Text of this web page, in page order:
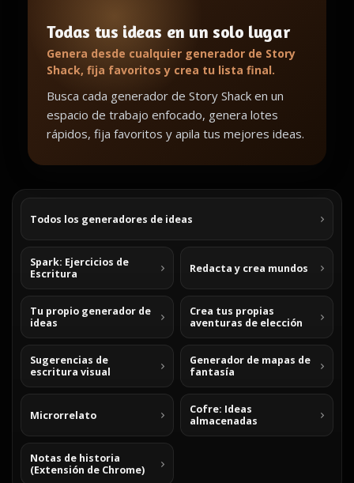
Todas tus ideas en un solo lugar
Genera desde cualquier generador de Story
Shack, fija favoritos y crea tu lista final.
Busca cada generador de Story Shack en un
espacio de trabajo enfocado, genera lotes
rápidos, fija favoritos y apila tus mejores ideas.
Todos los generadores de ideas
Spark: Ejercicios de
Escritura
Redacta y crea mundos
Tu propio generador de
ideas
Crea tus propias
aventuras de elección
Sugerencias de
escritura visual
Generador de mapas de
fantasía
Microrrelato
Cofre: Ideas
almacenadas
Notas de historia
(Extensión de Chrome)